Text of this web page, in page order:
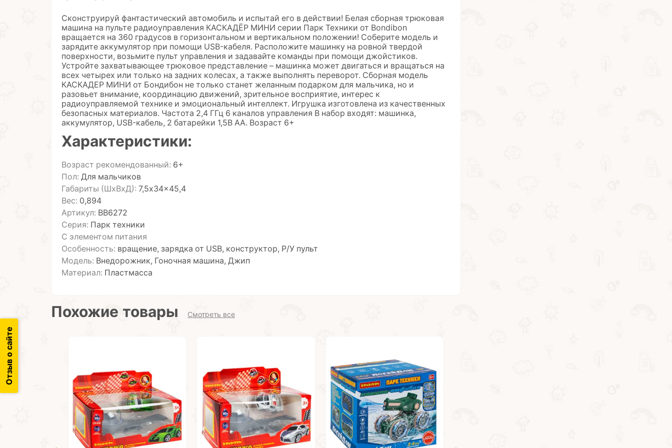
Сконструируй фантастический автомобиль и испытай его в действии! Белая сборная трюковая
машина на пульте радиоуправления КАСКАДЁР МИНИ серии Парк Техники от Bondibon
вращается на 360 градусов в горизонтальном и вертикальном положении! Соберите модель и
зарядите аккумулятор при помощи USB-кабеля. Расположите машинку на ровной твердой
поверхности, возьмите пульт управления и задавайте команды при помощи джойстиков.
Устройте захватывающее трюковое представление – машинка может двигаться и вращаться на
всех четырех или только на задних колесах, а также выполнять переворот. Сборная модель
КАСКАДЕР МИНИ от Бондибон не только станет желанным подарком для мальчика, но и
разовьет внимание, координацию движений, зрительное восприятие, интерес к
радиоуправляемой технике и эмоциональный интеллект. Игрушка изготовлена из качественных
безопасных материалов. Частота 2,4 ГГц 6 каналов управления В набор входят: машинка,
аккумулятор, USB-кабель, 2 батарейки 1,5В АА. Возраст 6+
Характеристики:
Возраст рекомендованный: 6+
Пол: Для мальчиков
Габариты (ШхВхД): 7,5x34x45,4
Вес: 0,894
Артикул: ВВ6272
Серия: Парк техники
С элементом питания
Особенность: вращение, зарядка от USB, конструктор, Р/У пульт
Модель: Внедорожник, Гоночная машина, Джип
Материал: Пластмасса
Похожие товары Смотреть все
Отзыв о сайте